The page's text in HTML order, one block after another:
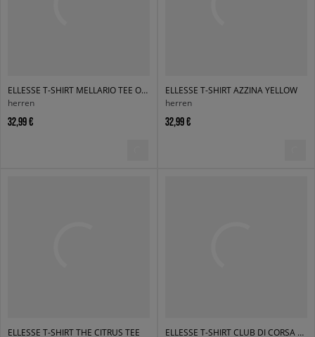
ELLESSE T-SHIRT MELLARIO TEE OFF WHT
herren
32,99 €
ELLESSE T-SHIRT AZZINA YELLOW
herren
32,99 €
ELLESSE T-SHIRT THE CITRUS TEE
ELLESSE T-SHIRT CLUB DI CORSA TEE DGREEN